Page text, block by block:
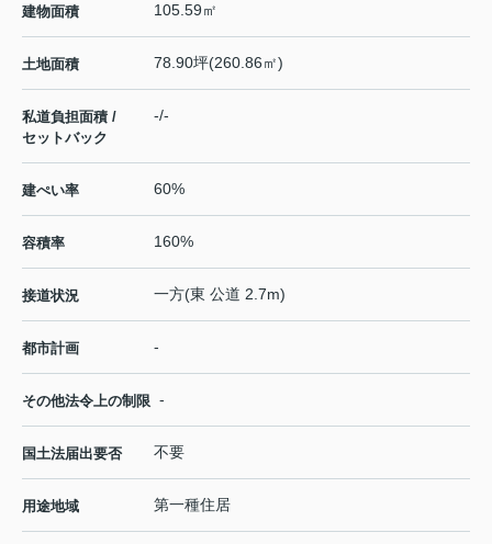
建物面積 105.59㎡
土地面積 78.90坪(260.86㎡)
私道負担面積 /
セットバック
-/-
建ぺい率 60%
容積率 160%
接道状況 一方(東 公道 2.7m)
都市計画 -
その他法令上の制限 -
国土法届出要否 不要
用途地域 第一種住居